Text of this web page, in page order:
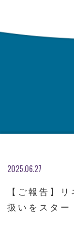
2025.06.27
【ご報告】
扱いをスター